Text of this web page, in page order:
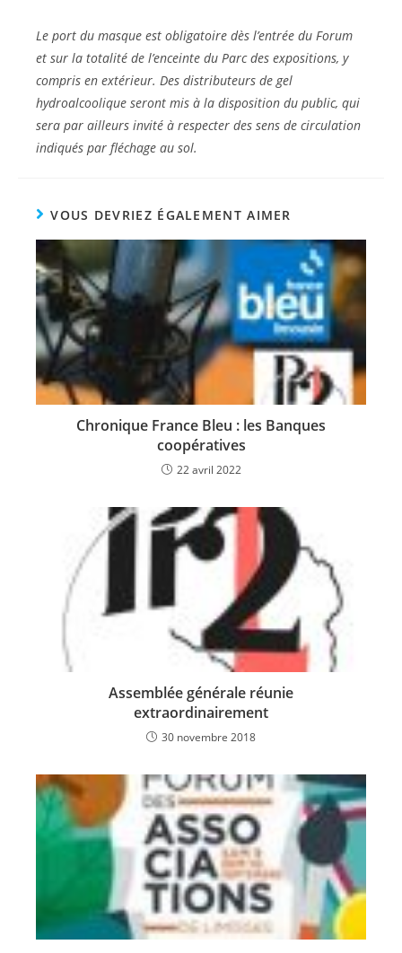
Le port du masque est obligatoire dès l’entrée du Forum
et sur la totalité de l’enceinte du Parc des expositions, y
compris en extérieur. Des distributeurs de gel
hydroalcoolique seront mis à la disposition du public, qui
sera par ailleurs invité à respecter des sens de circulation
indiqués par fléchage au sol.
VOUS DEVRIEZ ÉGALEMENT AIMER
Chronique France Bleu : les Banques
coopératives
22 avril 2022
Assemblée générale réunie
extraordinairement
30 novembre 2018